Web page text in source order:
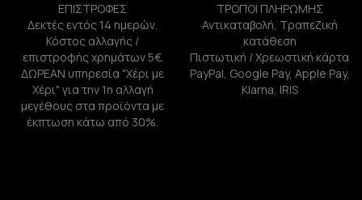
ΕΠΙΣΤΡΟΦΕΣ
Δεκτές εντός 14 ημερών.
Κόστος αλλαγής /
επιστροφής χρημάτων 5€.
ΔΩΡΕΑΝ υπηρεσία "Χέρι με
Χέρι" για την 1η αλλαγή
μεγέθους στα προϊόντα με
έκπτωση κάτω από 30%.
ΤΡΟΠΟΙ ΠΛΗΡΩΜΗΣ
Αντικαταβολή, Τραπεζική
κατάθεση
Πιστωτική / Χρεωστική κάρτα
PayPal, Google Pay, Apple Pay,
Klarna, IRIS